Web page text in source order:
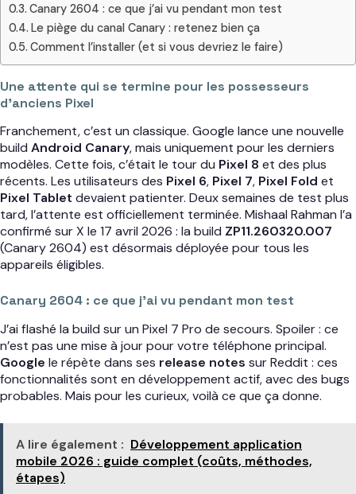
Canary 2604 : ce que j’ai vu pendant mon test
Le piège du canal Canary : retenez bien ça
Comment l’installer (et si vous devriez le faire)
Une attente qui se termine pour les possesseurs
d’anciens Pixel
Franchement, c’est un classique. Google lance une nouvelle
build Android Canary, mais uniquement pour les derniers
modèles. Cette fois, c’était le tour du Pixel 8 et des plus
récents. Les utilisateurs des Pixel 6, Pixel 7, Pixel Fold et
Pixel Tablet devaient patienter. Deux semaines de test plus
tard, l’attente est officiellement terminée. Mishaal Rahman l’a
confirmé sur X le 17 avril 2026 : la build ZP11.260320.007
(Canary 2604) est désormais déployée pour tous les
appareils éligibles.
Canary 2604 : ce que j’ai vu pendant mon test
J’ai flashé la build sur un Pixel 7 Pro de secours. Spoiler : ce
n’est pas une mise à jour pour votre téléphone principal.
Google le répète dans ses release notes sur Reddit : ces
fonctionnalités sont en développement actif, avec des bugs
probables. Mais pour les curieux, voilà ce que ça donne.
A lire également : Développement application
mobile 2026 : guide complet (coûts, méthodes,
étapes)